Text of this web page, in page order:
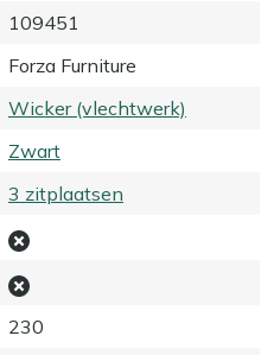
109451
Forza Furniture
Wicker (vlechtwerk)
Zwart
3 zitplaatsen
230